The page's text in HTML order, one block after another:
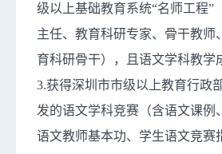
级以上基础教育系统“名师工程”
主任、教育科研专家、骨干教师
育科研骨干），且语文学科教学
3.获得深圳市市级以上教育行政
发的语文学科竞赛（含语文课例
语文教师基本功、学生语文竞赛